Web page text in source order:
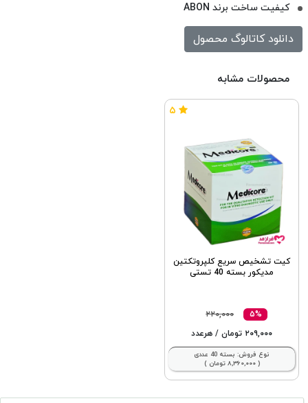
کیفیت ساخت برند ABON
دانلود کاتالوگ محصول
محصولات مشابه
کیت تشخیص سریع کلپروتکتین
مدیکور بسته 40 تستی
۵%
۲۲۰,۰۰۰
۲۰۹,۰۰۰ تومان
/ هرعدد
نوع فروش: بسته 40 عددی
( ۸,۳۶۰,۰۰۰ تومان )
۵